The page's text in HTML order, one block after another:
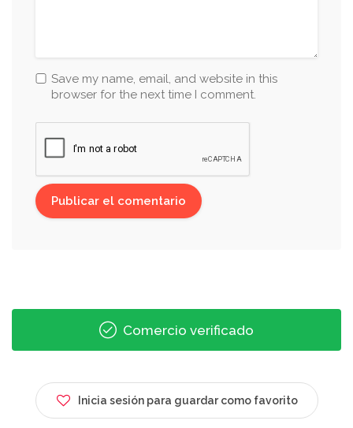
Save my name, email, and website in this
browser for the next time I comment.
Comercio verificado
Inicia sesión para guardar como favorito